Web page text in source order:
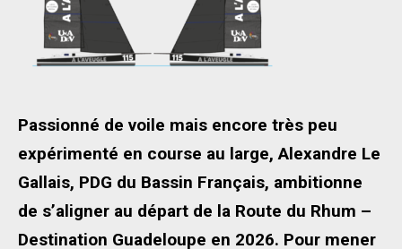
Passionné de voile mais encore très peu
expérimenté en course au large, Alexandre Le
Gallais, PDG du Bassin Français, ambitionne
de s’aligner au départ de la Route du Rhum –
Destination Guadeloupe en 2026. Pour mener